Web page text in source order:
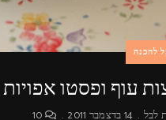
להכנה
עוף ופסטו
לבל 14 בדצמבר 2011